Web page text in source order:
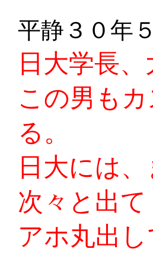
平静３０年
日大学長
この男も
る。
日大には
次々と出
アホ丸出し